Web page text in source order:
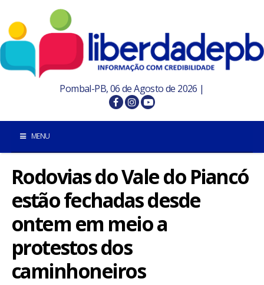
Pombal-PB, 06 de Agosto de 2026 |
MENU
INÍCIO
POMBAL E REGIÃO
BRASIL
Rodovias do Vale do Piancó
estão fechadas desde
ontem em meio a
protestos dos
caminhoneiros